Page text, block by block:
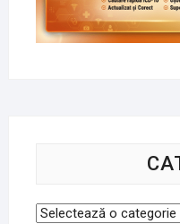
Categorii